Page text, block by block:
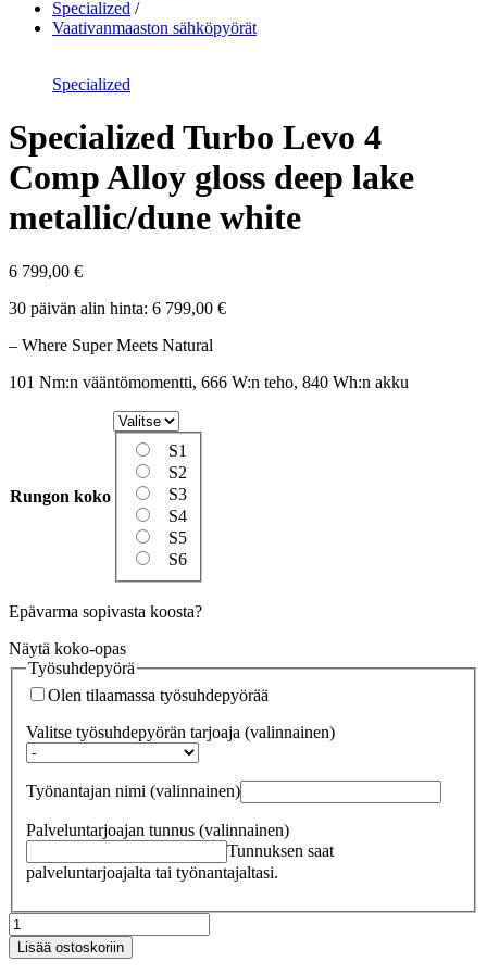
Specialized
Vaativanmaaston sähköpyörät
Specialized
Specialized Turbo Levo 4
Comp Alloy gloss deep lake
metallic/dune white
6 799,00 €
30 päivän alin hinta: 6 799,00 €
– Where Super Meets Natural
101 Nm:n vääntömomentti, 666 W:n teho, 840 Wh:n akku
Rungon koko
S1
S2
S3
S4
S5
S6
Epävarma sopivasta koosta?
Näytä koko-opas
Työsuhdepyörä
Olen tilaamassa työsuhdepyörää
Valitse työsuhdepyörän tarjoaja (valinnainen)
Työnantajan nimi (valinnainen)
Palveluntarjoajan tunnus (valinnainen)
Tunnuksen saat
palveluntarjoajalta tai työnantajaltasi.
Specialized
Turbo
Levo
Lisää ostoskoriin